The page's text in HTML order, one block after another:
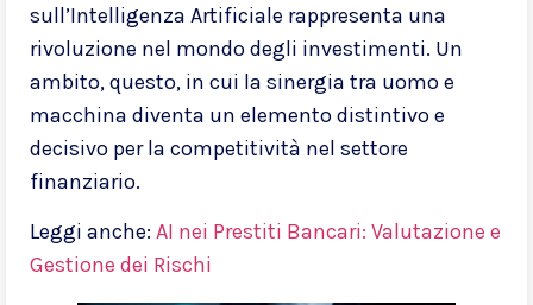
sull’Intelligenza Artificiale rappresenta una
rivoluzione nel mondo degli investimenti. Un
ambito, questo, in cui la sinergia tra uomo e
macchina diventa un elemento distintivo e
decisivo per la competitività nel settore
finanziario.
Leggi anche: AI nei Prestiti Bancari: Valutazione e
Gestione dei Rischi